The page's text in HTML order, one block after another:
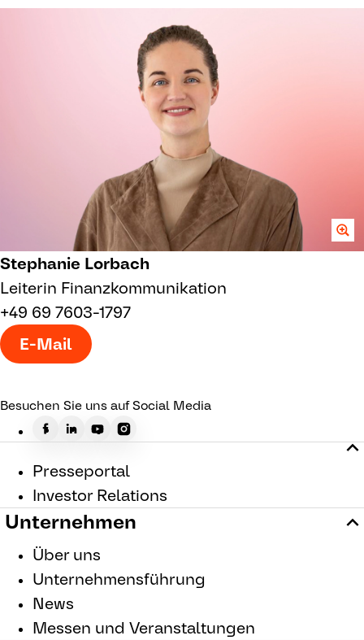
Stephanie Lorbach
Leiterin Finanzkommunikation
+49 69 7603-1797
E-Mail
Besuchen Sie uns auf Social Media
Presseportal
Investor Relations
Unternehmen
Über uns
Unternehmensführung
News
Messen und Veranstaltungen